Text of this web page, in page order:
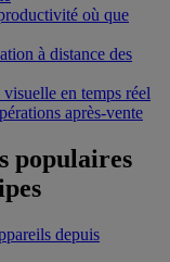
où que
à distance des
en temps réel
après-vente
populaires
depuis